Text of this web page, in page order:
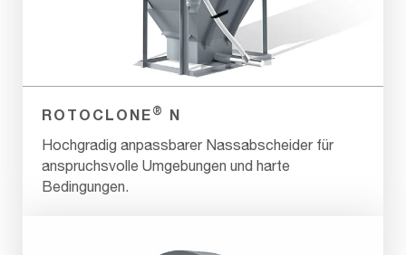
ROTOCLONE ® N
Hochgradig anpassbarer Nassabscheider für
anspruchsvolle Umgebungen und harte
Bedingungen.